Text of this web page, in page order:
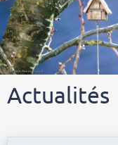
Actualités